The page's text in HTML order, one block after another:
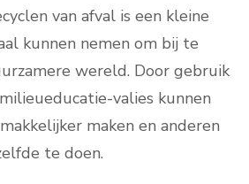
van afval is een kleine
kunnen nemen om bij te
wereld. Door gebruik
valies kunnen
maken en anderen
te doen.